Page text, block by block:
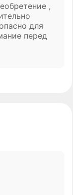
,
для
перед